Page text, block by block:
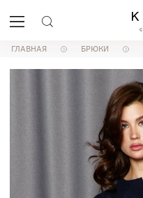
ГЛАВНАЯ БРЮКИ